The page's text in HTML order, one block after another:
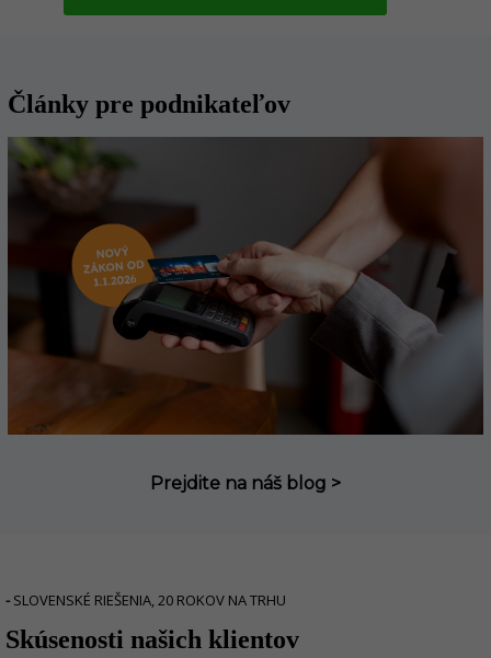
Články pre podnikateľov
Prejdite na náš blog >
- SLOVENSKÉ RIEŠENIA, 20 ROKOV NA TRHU
Skúsenosti našich klientov